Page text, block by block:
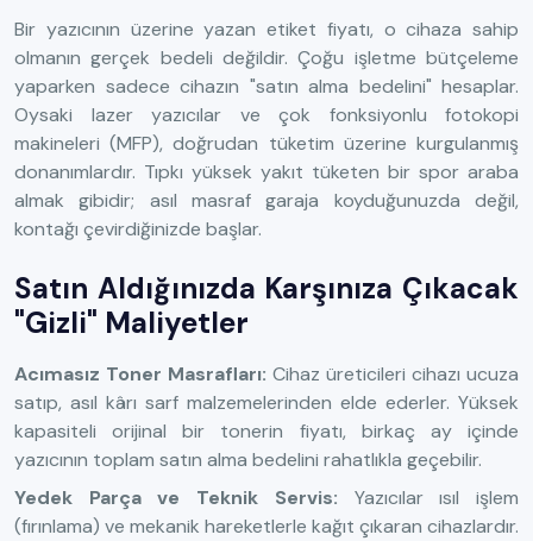
Bir yazıcının üzerine yazan etiket fiyatı, o cihaza sahip
olmanın gerçek bedeli değildir. Çoğu işletme bütçeleme
yaparken sadece cihazın "satın alma bedelini" hesaplar.
Oysaki lazer yazıcılar ve çok fonksiyonlu fotokopi
makineleri (MFP), doğrudan tüketim üzerine kurgulanmış
donanımlardır. Tıpkı yüksek yakıt tüketen bir spor araba
almak gibidir; asıl masraf garaja koyduğunuzda değil,
kontağı çevirdiğinizde başlar.
Satın Aldığınızda Karşınıza Çıkacak
"Gizli" Maliyetler
Acımasız Toner Masrafları: Cihaz üreticileri cihazı ucuza
satıp, asıl kârı sarf malzemelerinden elde ederler. Yüksek
kapasiteli orijinal bir tonerin fiyatı, birkaç ay içinde
yazıcının toplam satın alma bedelini rahatlıkla geçebilir.
Yedek Parça ve Teknik Servis: Yazıcılar ısıl işlem
(fırınlama) ve mekanik hareketlerle kağıt çıkaran cihazlardır.